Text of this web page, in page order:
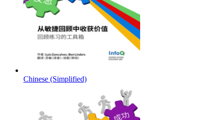
Chinese (Simplified)